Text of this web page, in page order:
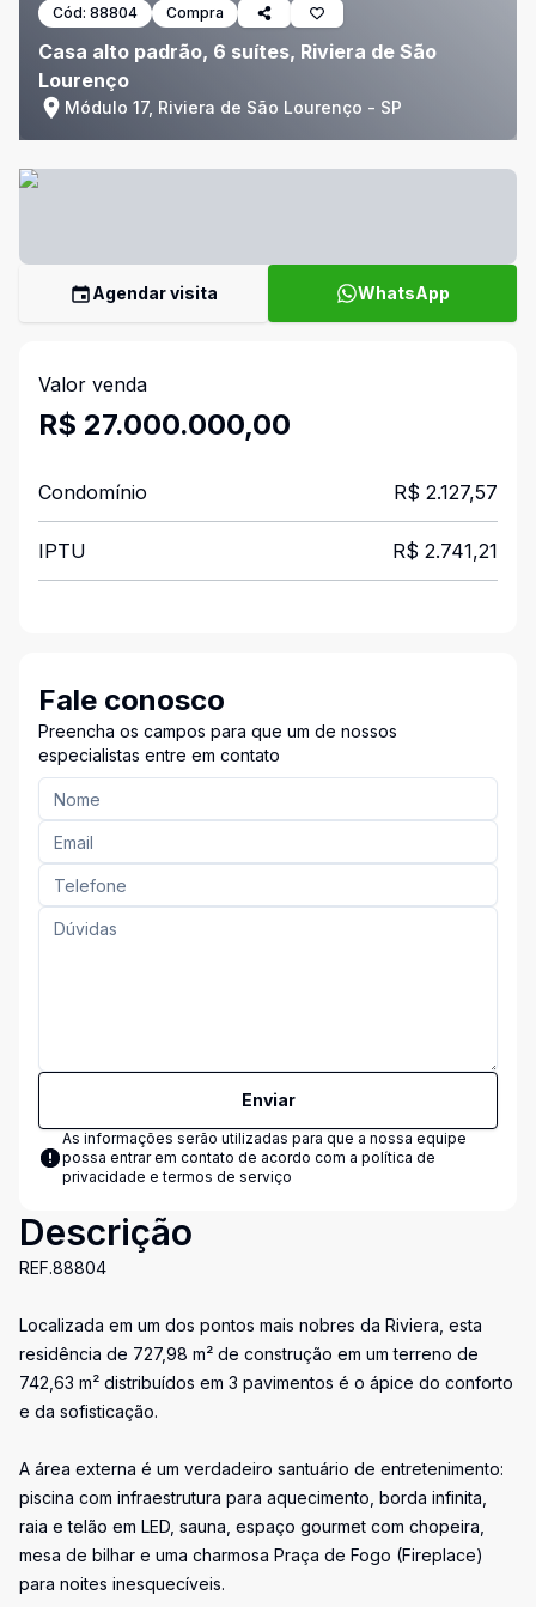
Cód: 88804 Compra
Casa alto padrão, 6 suítes, Riviera de São
Lourenço
Módulo 17, Riviera de São Lourenço - SP
Agendar visita WhatsApp
Valor venda
R$ 27.000.000,00
Condomínio R$ 2.127,57
IPTU R$ 2.741,21
Fale conosco
Preencha os campos para que um de nossos
especialistas entre em contato
Enviar
As informações serão utilizadas para que a nossa equipe
possa entrar em contato de acordo com a política de
privacidade e termos de serviço
Descrição
REF.88804
Localizada em um dos pontos mais nobres da Riviera, esta
residência de 727,98 m² de construção em um terreno de
742,63 m² distribuídos em 3 pavimentos é o ápice do conforto
e da sofisticação.
A área externa é um verdadeiro santuário de entretenimento:
piscina com infraestrutura para aquecimento, borda infinita,
raia e telão em LED, sauna, espaço gourmet com chopeira,
mesa de bilhar e uma charmosa Praça de Fogo (Fireplace)
para noites inesquecíveis.